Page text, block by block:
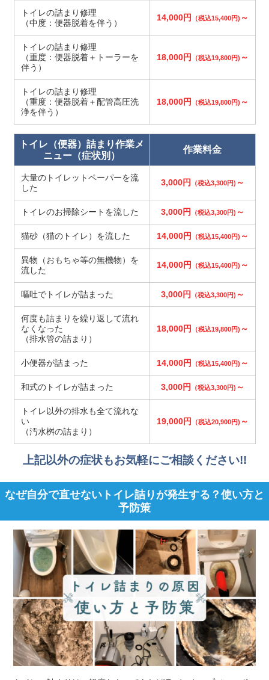
トイレの詰まり修理
（中度：便器脱着を伴う）
14,000円 （税込15,400円) ～
トイレの詰まり修理
（重度：便器脱着＋トーラーを
伴う）
18,000円 （税込19,800円) ～
トイレの詰まり修理
（重度：便器脱着＋配管高圧洗
浄を伴う）
18,000円 （税込19,800円) ～
トイレ（便器）詰まり作業メ
ニュー（症状別）
作業料金
大量のトイレットペーパーを流
した
3,000円 （税込3,300円) ～
トイレのお掃除シートを流した 3,000円 （税込3,300円) ～
猫砂（猫のトイレ）を流した 14,000円 （税込15,400円) ～
異物（おもちゃ等の無機物）を
流した
14,000円 （税込15,400円) ～
嘔吐でトイレが詰まった 3,000円 （税込3,300円) ～
何度も詰まりを繰り返して流れ
なくなった
（排水管の詰まり）
18,000円 （税込19,800円) ～
小便器が詰まった 14,000円 （税込15,400円) ～
和式のトイレが詰まった 3,000円 （税込3,300円) ～
トイレ以外の排水も全て流れな
い
（汚水桝の詰まり）
19,000円 （税込20,900円) ～
上記以外の症状もお気軽にご相談ください!!
なぜ自分で直せないトイレ詰りが発生する？使い方と
予防策